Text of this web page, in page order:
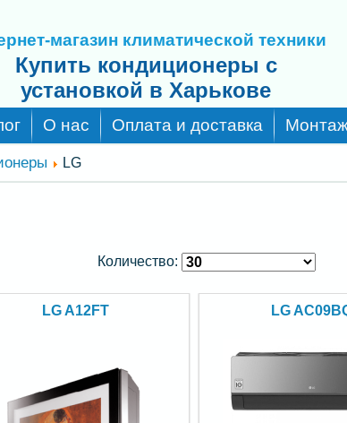
магазин климатической техники
Купить кондиционеры с
установкой в Харькове
О нас Оплата и доставка
LG
Количество:
LG A12FT LG